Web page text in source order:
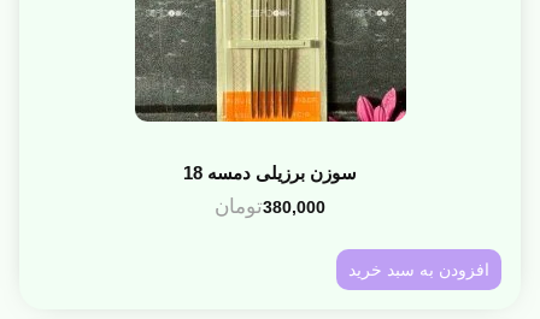
سوزن برزیلی دمسه 18
380,000تومان
افزودن به سبد خرید